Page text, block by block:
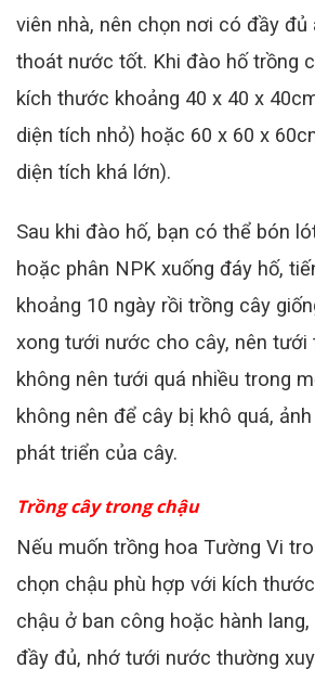
viên nhà, nên chọn nơi có đầy đủ
thoát nước tốt. Khi đào hố trồng
kích thước khoảng 40 x 40 x
diện tích nhỏ) hoặc 60 x 60 x
diện tích khá lớn).
Sau khi đào hố, bạn có thể bón
hoặc phân NPK xuống đáy hố,
khoảng 10 ngày rồi trồng cây
xong tưới nước cho cây, nên tưới
không nên tưới quá nhiều trong
không nên để cây bị khô quá,
phát triển của cây.
Trồng cây trong chậu
Nếu muốn trồng hoa Tường Vi
chọn chậu phù hợp với kích
chậu ở ban công hoặc hành
đầy đủ, nhớ tưới nước thường